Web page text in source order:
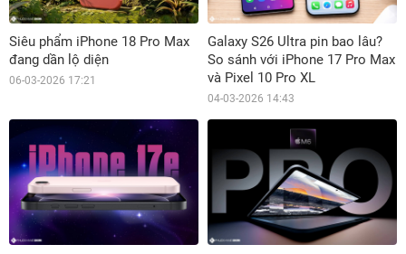
Siêu phẩm iPhone 18 Pro Max
đang dần lộ diện
06-03-2026 17:21
Galaxy S26 Ultra pin bao lâu?
So sánh với iPhone 17 Pro Max
và Pixel 10 Pro XL
04-03-2026 14:43